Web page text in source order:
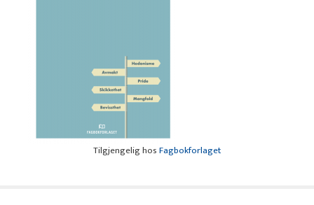
Tilgjengelig hosFagbokforlaget